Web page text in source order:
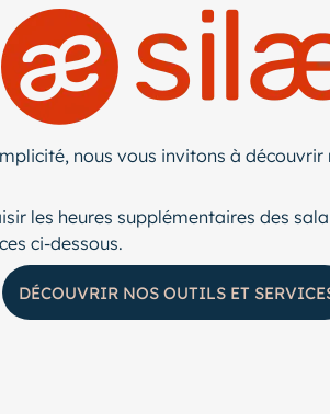
nous vous invitons à
les heures supplémentaires des
ci-dessous.
DÉCOUVRIR NOS OUTILS ET